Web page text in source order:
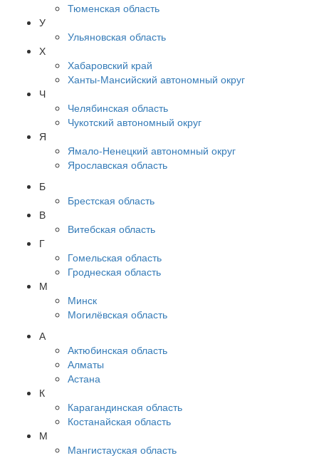
Тюменская область
У
Ульяновская область
Х
Хабаровский край
Ханты-Мансийский автономный округ
Ч
Челябинская область
Чукотский автономный округ
Я
Ямало-Ненецкий автономный округ
Ярославская область
Б
Брестская область
В
Витебская область
Г
Гомельская область
Гроднеская область
М
Минск
Могилёвская область
А
Актюбинская область
Алматы
Астана
К
Карагандинская область
Костанайская область
М
Мангистауская область